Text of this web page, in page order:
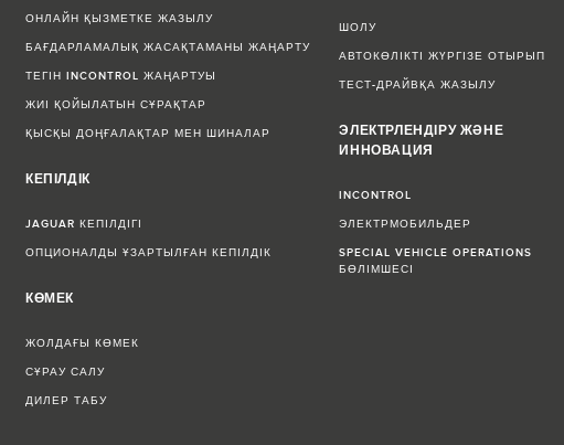
ОНЛАЙН ҚЫЗМЕТКЕ ЖАЗЫЛУ
БАҒДАРЛАМАЛЫҚ ЖАСАҚТАМАНЫ ЖАҢАРТУ
ТЕГІН INCONTROL ЖАҢАРТУЫ
ЖИІ ҚОЙЫЛАТЫН СҰРАҚТАР
ҚЫСҚЫ ДОҢҒАЛАҚТАР МЕН ШИНАЛАР
КЕПІЛДІК
JAGUAR КЕПІЛДІГІ
ОПЦИОНАЛДЫ ҰЗАРТЫЛҒАН КЕПІЛДІК
КӨМЕК
ЖОЛДАҒЫ КӨМЕК
СҰРАУ САЛУ
ДИЛЕР ТАБУ
ШОЛУ
АВТОКӨЛІКТІ ЖҮРГІЗЕ ОТЫРЫП
ТЕСТ-ДРАЙВҚА ЖАЗЫЛУ
ЭЛЕКТРЛЕНДІРУ ЖӘНЕ
ИННОВАЦИЯ
INCONTROL
ЭЛЕКТРМОБИЛЬДЕР
SPECIAL VEHICLE OPERATIONS
БӨЛІМШЕСІ